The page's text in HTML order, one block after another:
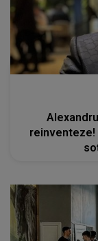
reinventeze!